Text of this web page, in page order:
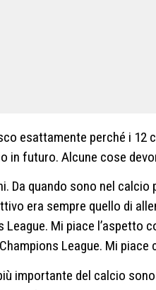
esattamente perché i
in futuro. Alcune cose
Da quando sono nel
era sempre quello di
League. Mi piace l’aspetto
League. Mi
importante del calcio